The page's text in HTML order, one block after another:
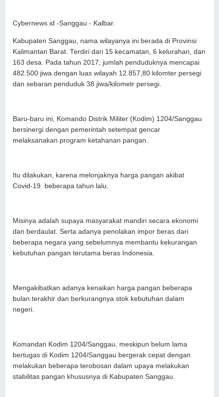
Cybernews.id -Sanggau - Kalbar.
Kabupaten Sanggau, nama wilayanya ini berada di Provinsi
Kalimantan Barat. Terdiri dari 15 kecamatan, 6 kelurahan, dan
163 desa. Pada tahun 2017, jumlah penduduknya mencapai
482.500 jiwa dengan luas wilayah 12.857,80 kilomter persegi
dan sebaran penduduk 38 jiwa/kilometr persegi.
Baru-baru ini, Komando Distrik Militer (Kodim) 1204/Sanggau
bersinergi dengan pemerintah setempat gencar
melaksanakan program ketahanan pangan.
Itu dilakukan, karena melonjaknya harga pangan akibat
Covid-19 beberapa tahun lalu.
Misinya adalah supaya masyarakat mandiri secara ekonomi
dan berdaulat. Serta adanya penolakan impor beras dari
beberapa negara yang sebelumnya membantu kekurangan
kebutuhan pangan terutama beras Indonesia.
Mengakibatkan adanya kenaikan harga pangan beberapa
bulan terakhir dan berkurangnya stok kebutuhan dalam
negeri.
Komandan Kodim 1204/Sanggau, meskipun belum lama
bertugas di Kodim 1204/Sanggau bergerak cepat dengan
melakukan beberapa terobosan dalam upaya melakukan
stabilitas pangan khususnya di Kabupaten Sanggau.